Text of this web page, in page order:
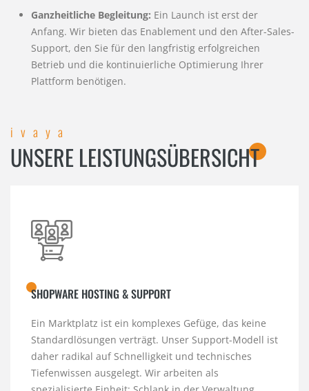
Ganzheitliche Begleitung: Ein Launch ist erst der
Anfang. Wir bieten das Enablement und den After-Sales-
Support, den Sie für den langfristig erfolgreichen
Betrieb und die kontinuierliche Optimierung Ihrer
Plattform benötigen.
ivaya
UNSERE LEISTUNGSÜBERSICHT
SHOPWARE HOSTING & SUPPORT
Ein Marktplatz ist ein komplexes Gefüge, das keine
Standardlösungen verträgt. Unser Support-Modell ist
daher radikal auf Schnelligkeit und technisches
Tiefenwissen ausgelegt. Wir arbeiten als